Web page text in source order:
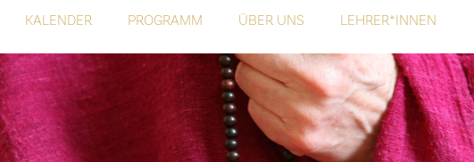
KALENDER PROGRAMM ÜBER UNS LEHRER*INNEN